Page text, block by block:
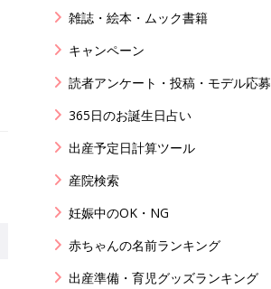
雑誌・絵本・ムック書籍
キャンペーン
読者アンケート・投稿・モデル応募
365日のお誕生日占い
出産予定日計算ツール
産院検索
妊娠中のOK・NG
赤ちゃんの名前ランキング
出産準備・育児グッズランキング